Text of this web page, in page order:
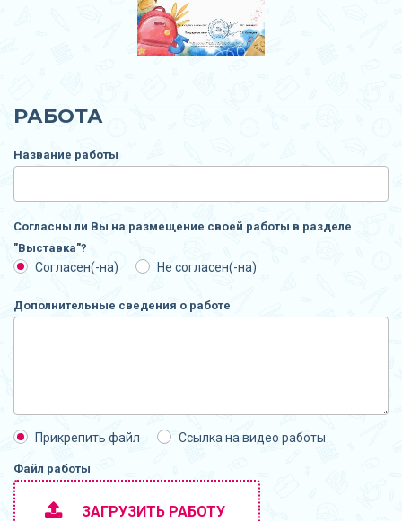
РАБОТА
Название работы
Согласны ли Вы на размещение своей работы в разделе
"Выставка"?
Согласен(-на) Не согласен(-на)
Дополнительные сведения о работе
Прикрепить файл Ссылка на видео работы
Файл работы
ЗАГРУЗИТЬ РАБОТУ